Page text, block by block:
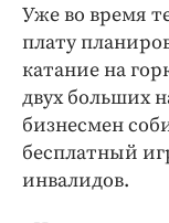
Уже во время
плату
катание на
двух больших
бизнесмен
бесплатный
инвалидов.